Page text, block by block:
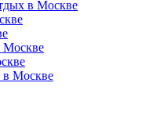
в Москве
Москве
в Москве